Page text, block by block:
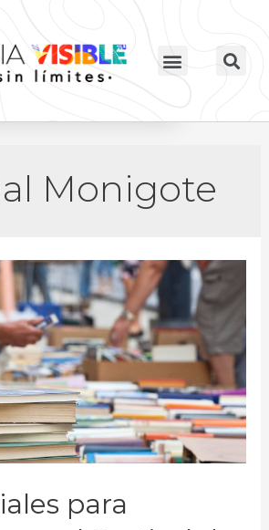
Monigote
para